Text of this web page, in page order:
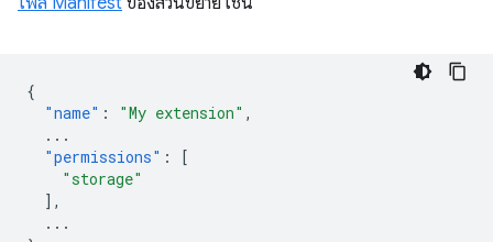
{
"name" : "My extension" ,
...
"permissions" :
[
"storage"
],
...